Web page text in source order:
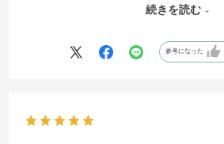
足元を気にせず着物が着られます♪また「さわ
続きを読む
参考になった